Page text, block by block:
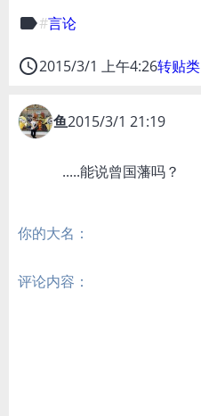
label 言论
access_time2015/3/1 上午4:26转贴类
鱼2015/3/1 21:19
.....能说曾国藩吗？
你的大名：
评论内容：